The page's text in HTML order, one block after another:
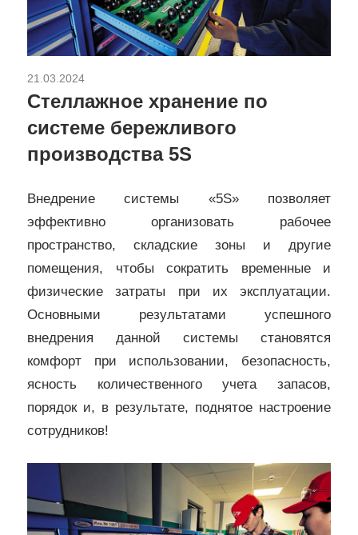
21.03.2024
Стеллажное хранение по
системе бережливого
производства 5S
Внедрение системы «5S» позволяет
эффективно организовать рабочее
пространство, складские зоны и другие
помещения, чтобы сократить временные и
физические затраты при их эксплуатации.
Основными результатами успешного
внедрения данной системы становятся
комфорт при использовании, безопасность,
ясность количественного учета запасов,
порядок и, в результате, поднятое настроение
сотрудников!